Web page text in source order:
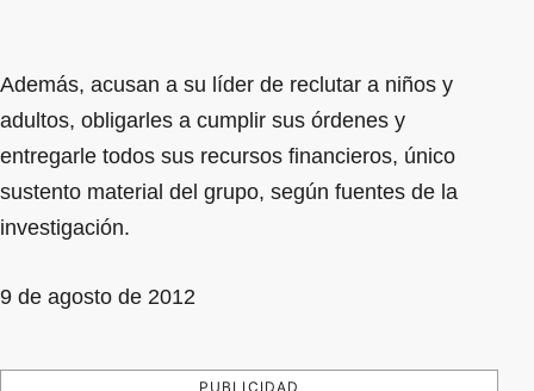
Además, acusan a su líder de reclutar a niños y
adultos, obligarles a cumplir sus órdenes y
entregarle todos sus recursos financieros, único
sustento material del grupo, según fuentes de la
investigación.
9 de agosto de 2012
PUBLICIDAD